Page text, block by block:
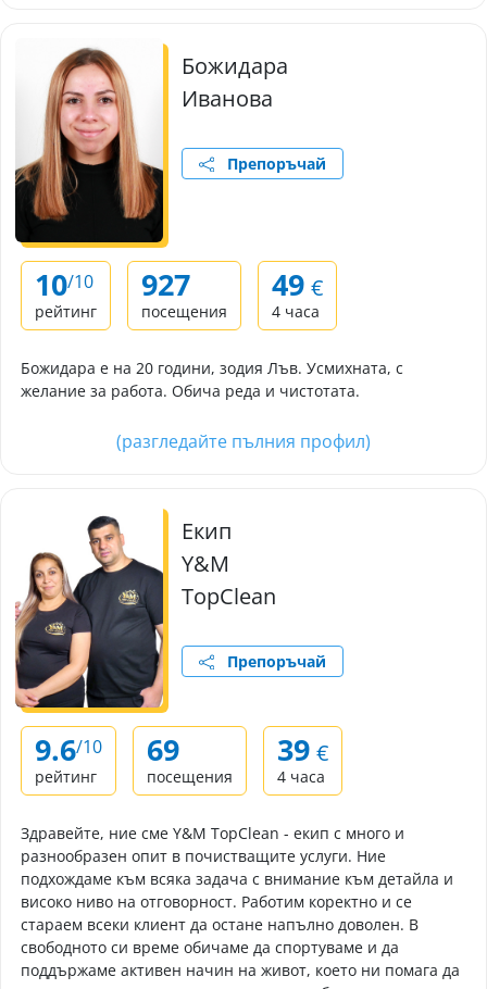
Божидара
Иванова
Препоръчай
10/10
рейтинг
927
посещения
49 €
4 часа
Божидара е на 20 години, зодия Лъв. Усмихната, с
желание за работа. Обича реда и чистотата.
(разгледайте пълния профил)
Екип
Y&M
TopClean
Препоръчай
9.6/10
рейтинг
69
посещения
39 €
4 часа
Здравейте, ние сме Y&M TopClean - екип с много и
разнообразен опит в почистващите услуги. Ние
подхождаме към всяка задача с внимание към детайла и
високо ниво на отговорност. Работим коректно и се
стараем всеки клиент да остане напълно доволен. В
свободното си време обичаме да спортуваме и да
поддържаме активен начин на живот, което ни помага да